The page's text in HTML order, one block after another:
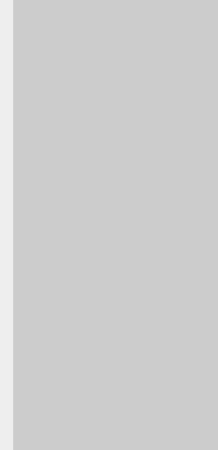
dag